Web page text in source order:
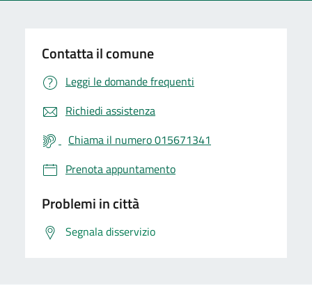
Contatta il comune
Leggi le domande frequenti
Richiedi assistenza
Chiama il numero 015671341
Prenota appuntamento
Problemi in città
Segnala disservizio